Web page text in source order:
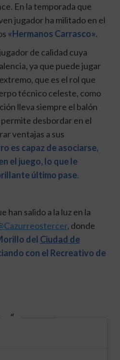
En la temporada que
jugador ha militado en el
«Hermanos Carrasco».
de calidad cuya
ya que puede jugar
que es el rol que
técnico celeste, como
lleva siempre el balón
desbordar en el
ventajas a sus
es capaz de asociarse,
el juego, lo que le
último pase.
han salido a la luz en la
, donde
del Ciudad de
con el Recreativo de